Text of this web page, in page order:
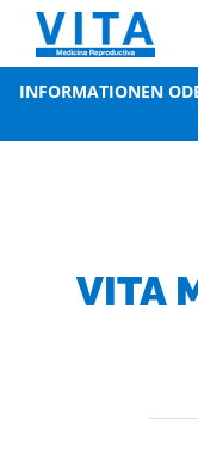
content
INFORMATIONEN
VITA